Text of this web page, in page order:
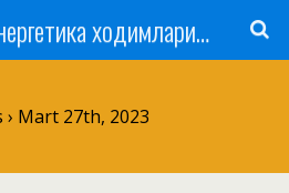
Ўзбекистон энергетика ходимлари касаба уюшмаси
› Mart 27th, 2023